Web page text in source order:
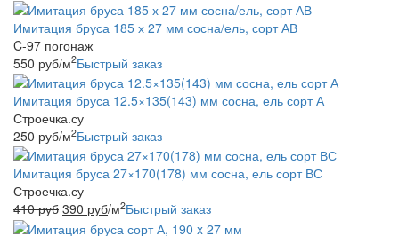
Имитация бруса 185 х 27 мм сосна/ель, сорт АВ
C-97 погонаж
550 руб/м2Быстрый заказ
Имитация бруса 12.5×135(143) мм сосна, ель сорт А
Строечка.су
250 руб/м2Быстрый заказ
Имитация бруса 27×170(178) мм сосна, ель сорт ВС
Строечка.су
410руб 390 руб/м2Быстрый заказ